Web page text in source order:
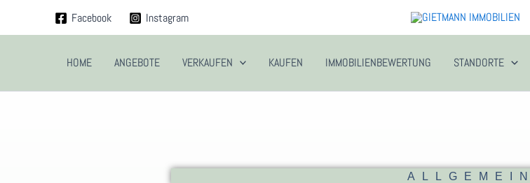
Facebook Instagram
HOME ANGEBOTE VERKAUFEN KAUFEN IMMOBILIENBEWERTUNG STANDORTE
ALLGEMEIN